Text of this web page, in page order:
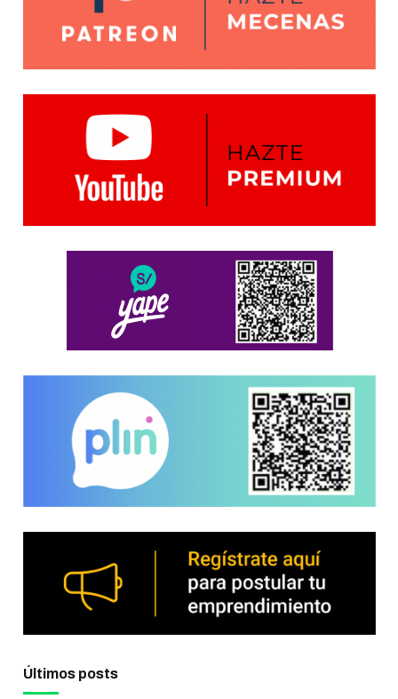
Últimos posts